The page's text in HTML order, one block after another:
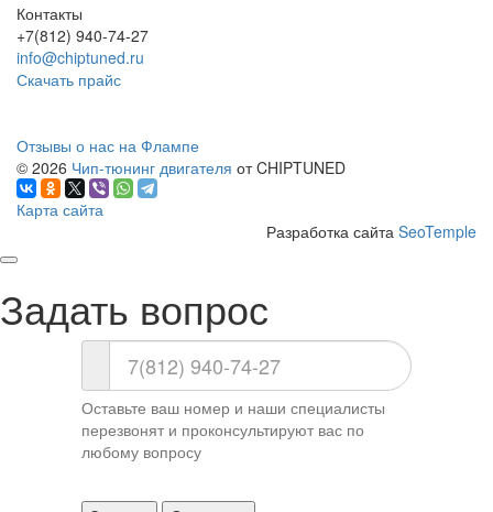
Контакты
+7(812) 940-74-27
info@chiptuned.ru
Скачать прайс
Отзывы о нас на Флампе
© 2026 Чип-тюнинг двигателя от CHIPTUNED
Карта сайта
Разработка сайта SeoTemple
Задать вопрос
Оставьте ваш номер и наши специалисты
перезвонят и проконсультируют вас по
любому вопросу